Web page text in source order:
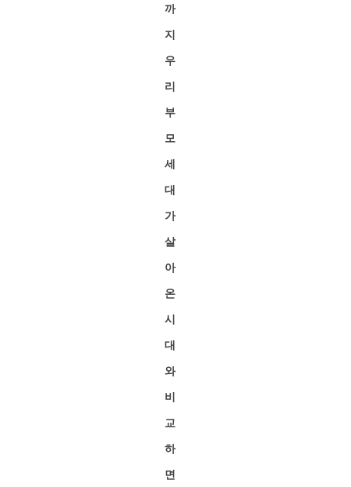
까
지
우
리
부
모
세
대
가
살
아
온
시
대
와
비
교
하
면